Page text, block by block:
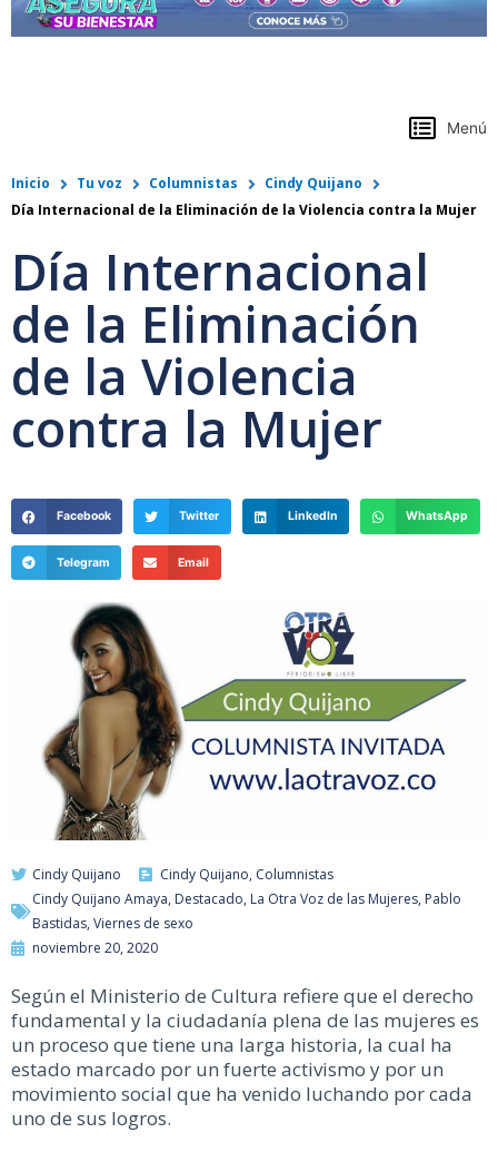
Menú
Inicio Tu voz Columnistas
Cindy Quijano
Día Internacional de la Eliminación de la Violencia contra la Mujer
Día Internacional
de la Eliminación
de la Violencia
contra la Mujer
Facebook Twitter LinkedIn WhatsApp
Telegram Email
Cindy Quijano Cindy Quijano, Columnistas
Cindy Quijano Amaya, Destacado, La Otra Voz de las Mujeres, Pablo
Bastidas, Viernes de sexo
noviembre 20, 2020
Según el Ministerio de Cultura refiere que el derecho
fundamental y la ciudadanía plena de las mujeres es
un proceso que tiene una larga historia, la cual ha
estado marcado por un fuerte activismo y por un
movimiento social que ha venido luchando por cada
uno de sus logros.